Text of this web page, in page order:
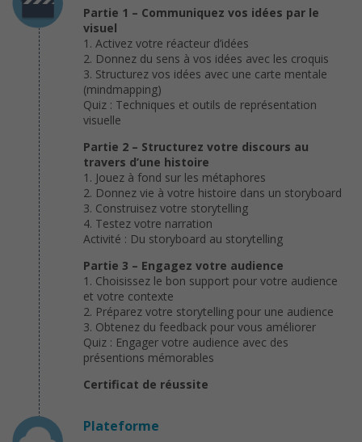
Partie 1 – Communiquez vos idées par le
visuel
1. Activez votre réacteur d’idées
2. Donnez du sens à vos idées avec les croquis
3. Structurez vos idées avec une carte mentale
(mindmapping)
Quiz : Techniques et outils de représentation
visuelle
Partie 2 – Structurez votre discours au
travers d’une histoire
1. Jouez à fond sur les métaphores
2. Donnez vie à votre histoire dans un storyboard
3. Construisez votre storytelling
4. Testez votre narration
Activité : Du storyboard au storytelling
Partie 3 – Engagez votre audience
1. Choisissez le bon support pour votre audience
et votre contexte
2. Préparez votre storytelling pour une audience
3. Obtenez du feedback pour vous améliorer
Quiz : Engager votre audience avec des
présentions mémorables
Certificat de réussite
Plateforme